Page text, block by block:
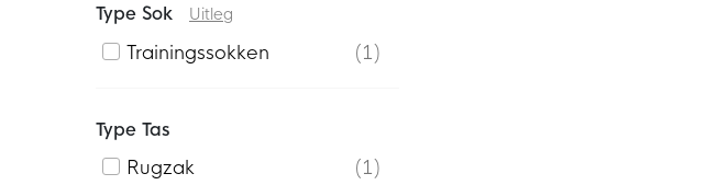
Type Sok Uitleg
Trainingssokken 1
Type Tas
Rugzak
1